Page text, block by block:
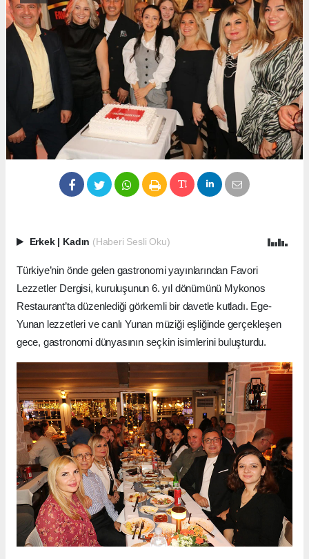
Erkek Kadın (Haberi Sesli Oku)
Türkiye’nin önde gelen gastronomi yayınlarından Favori
Lezzetler Dergisi, kuruluşunun 6. yıl dönümünü Mykonos
Restaurant’ta düzenlediği görkemli bir davetle kutladı. Ege-
Yunan lezzetleri ve canlı Yunan müziği eşliğinde gerçekleşen
gece, gastronomi dünyasının seçkin isimlerini buluşturdu.